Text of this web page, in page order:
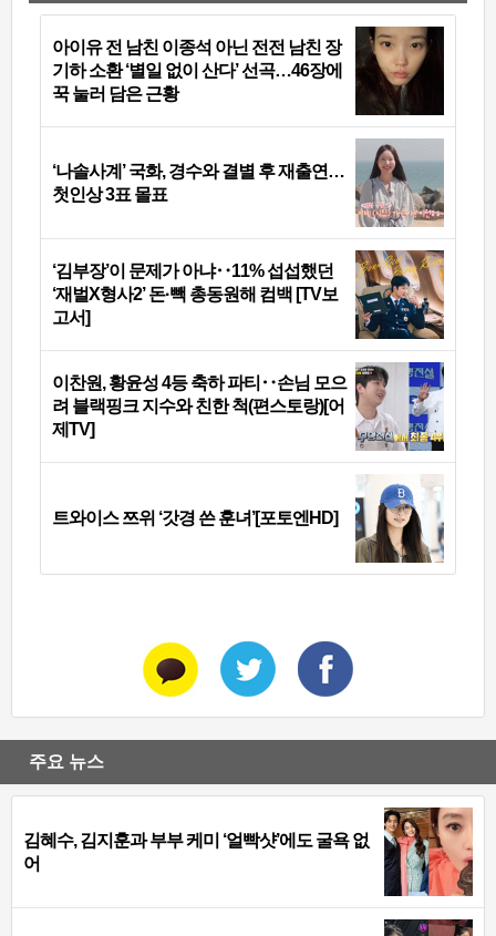
아이유 전 남친 이종석 아닌 전전 남친 장
기하 소환 ‘별일 없이 산다’ 선곡…46장에
꾹 눌러 담은 근황
‘나솔사계’ 국화, 경수와 결별 후 재출연…
첫인상 3표 몰표
‘김부장’이 문제가 아냐‥11% 섭섭했던
‘재벌X형사2’ 돈·빽 총동원해 컴백 [TV보
고서]
이찬원, 황윤성 4등 축하 파티‥손님 모으
려 블랙핑크 지수와 친한 척(편스토랑)[어
제TV]
트와이스 쯔위 ‘갓경 쓴 훈녀’[포토엔HD]
주요 뉴스
김혜수, 김지훈과 부부 케미 ‘얼빡샷’에도 굴욕 없
어